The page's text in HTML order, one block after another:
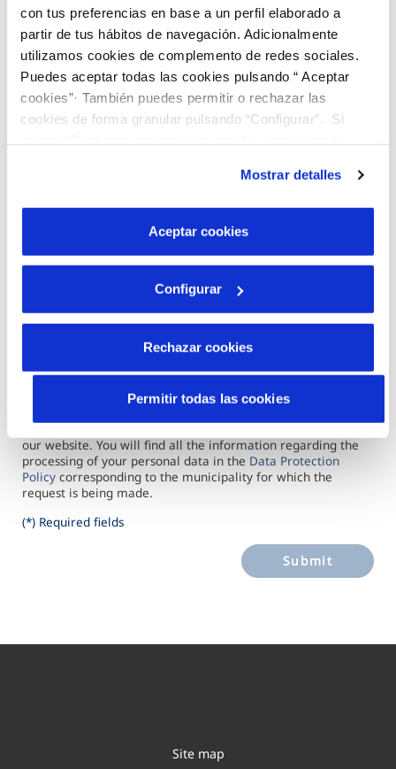
con tus preferencias en base a un perfil elaborado a
partir de tus hábitos de navegación. Adicionalmente
utilizamos cookies de complemento de redes sociales.
Puedes aceptar todas las cookies pulsando “ Aceptar
cookies”· También puedes permitir o rechazar las
cookies de forma granular pulsando “Configurar”. Si
son indispensables para que el sitio web funcione y que
por tanto no se pueden desactivar. Puedes consultar
más información en nuestraPolítica de Cookies
Mostrar detalles
Aceptar cookies
Configurar
Rechazar cookies
Permitir todas las cookies
Attach photo
Drag or click to upload the image
DOMICILIARIO DEL AGUA DE EXTREMADURA, S.A
You can access your data, request that it be rectified or
erased, restrict its processing, exercise the right to
our website. You will find all the information regarding the
processing of your personal data in the Data Protection
Policy corresponding to the municipality for which the
request is being made.
(*) Required fields
Submit
Site map